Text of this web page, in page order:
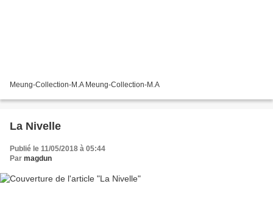
Meung-Collection-M.A Meung-Collection-M.A
La Nivelle
Publié le 11/05/2018 à 05:44
Par magdun